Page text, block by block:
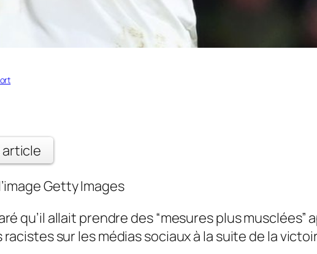
Getty Images
qu’il allait prendre des “mesures plus
racistes sur les médias sociaux à la suite de la